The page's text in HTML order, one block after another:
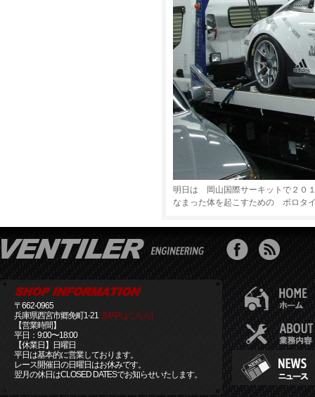
明日は 岡山国際サーキットで２０
なまった体を起こすための ボロタ
〒662-0965
兵庫県西宮市郷免町1-21 [MAPはこちら]
【営業時間】
平日：9:00〜18:00
【休業日】日曜日
平日は基本的に営業しております。
レース開催日の日曜日はお休みです。
翌月の休日はCLOSED DATESでお知らせいたします。